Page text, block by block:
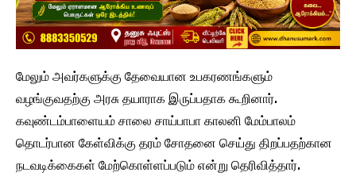
மேலும் அவர்களுக்கு தேவையான உபகரணங்களும்
வழங்குவதற்கு அரசு தயாராக இருப்பதாக கூறினார்.
கவுண்டம்பாளையம் சாலை சாய்பாபா காலனி மேம்பாலம்
தொடர்பான கேள்விக்கு தரம் சோதனை செய்து திறப்பதற்கான
நடவடிக்கைகள் மேற்கொள்ளப்படும் என்று தெரிவித்தார்.